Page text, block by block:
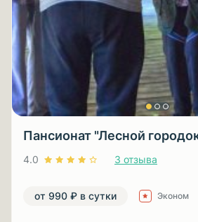
Пансионат "Лесной
4.0 3 отзыва
от 990 ₽ в сутки Эконом